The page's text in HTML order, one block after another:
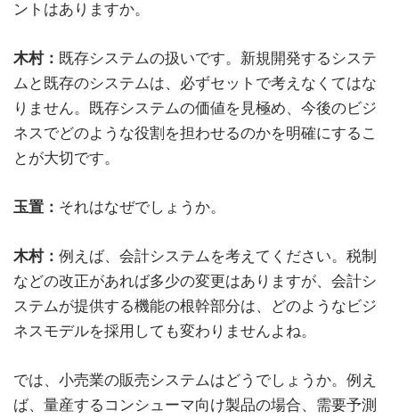
ントはありますか。
木村： 既存システムの扱いです。新規開発するシステ
ムと既存のシステムは、必ずセットで考えなくてはな
りません。既存システムの価値を見極め、今後のビジ
ネスでどのような役割を担わせるのかを明確にするこ
とが大切です。
玉置： それはなぜでしょうか。
木村： 例えば、会計システムを考えてください。税制
などの改正があれば多少の変更はありますが、会計シ
ステムが提供する機能の根幹部分は、どのようなビジ
ネスモデルを採用しても変わりませんよね。
では、小売業の販売システムはどうでしょうか。例え
ば、量産するコンシューマ向け製品の場合、需要予測